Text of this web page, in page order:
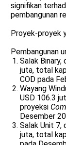
signifikan
pembangunan
Proyek-proyek
Pembangunan
Salak
juta, total
COD pada
Wayang
USD 106.3
proyeksi
Desember
Salak Unit 7,
juta, total